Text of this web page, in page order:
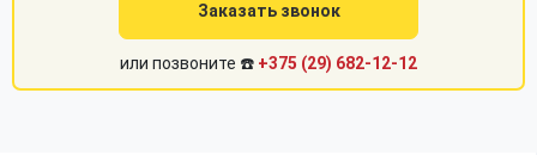
Заказать звонок
или позвоните ☎️ +375 (29) 682-12-12